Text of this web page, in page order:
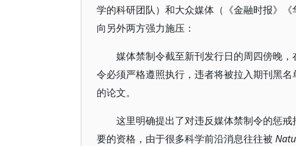
学的科研团队）和大众媒体（《金融时报》
向另外两方强力施压：
媒体禁制令截至新刊发行日的周四傍晚
令必须严格遵照执行，违者将被拉入期刊黑名
的论文。
这里明确提出了对违反媒体禁制令的惩
要的资格，由于很多科学前沿消息往往被